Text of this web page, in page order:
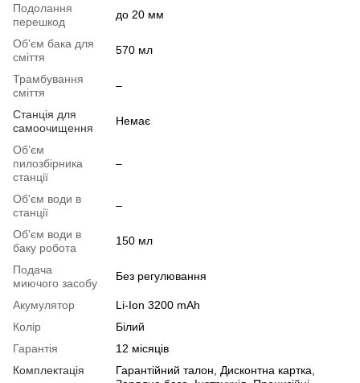
Подолання
перешкод
до 20 мм
Об'єм бака для
сміття
570 мл
Трамбування
сміття
–
Станція для
самоочищення
Немає
Об’єм
пилозбірника
станції
–
Об'єм води в
станції
–
Об'єм води в
баку робота
150 мл
Подача
миючого засобу
Без регулювання
Акумулятор
Li-Ion 3200 mAh
Колір
Білий
Гарантія
12 місяців
Комплектація
Гарантійний талон, Дисконтна картка,